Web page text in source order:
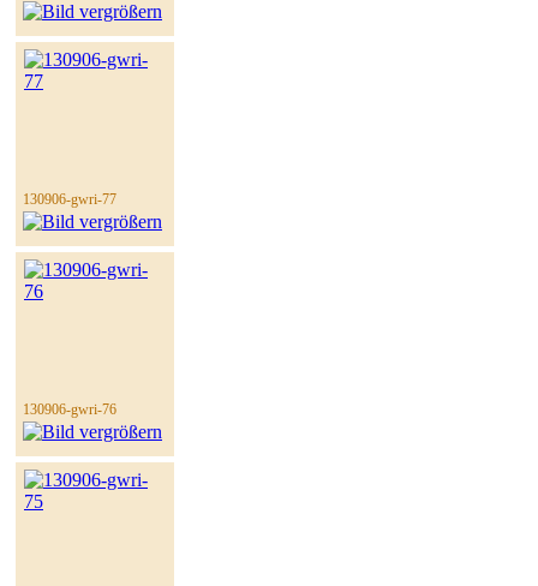
130906-gwri-77
130906-gwri-76